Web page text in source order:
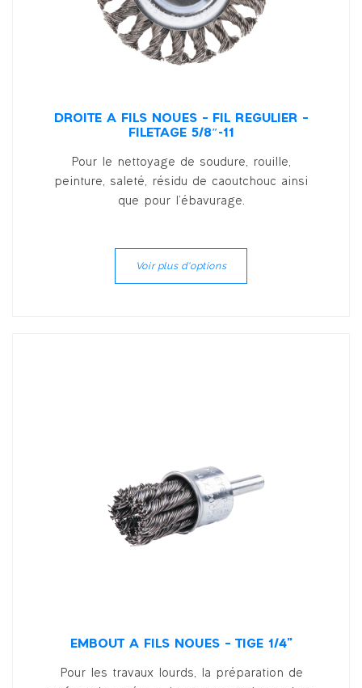
DROITE À FILS NOUÉS – FIL RÉGULIER –
FILETAGE 5/8″-11
Pour le nettoyage de soudure, rouille,
peinture, saleté, résidu de caoutchouc ainsi
que pour l’ébavurage.
Voir plus d'options
EMBOUT À FILS NOUÉS – TIGE 1/4”
Pour les travaux lourds, la préparation de